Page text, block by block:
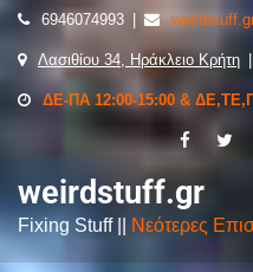
6946074993
Λασιθίου 34, Ηράκλειο Κρήτη
ΔΕ-ΠΑ 12:00-15:00 &
weirdstuff.gr
Fixing Stuff || Νεότερες